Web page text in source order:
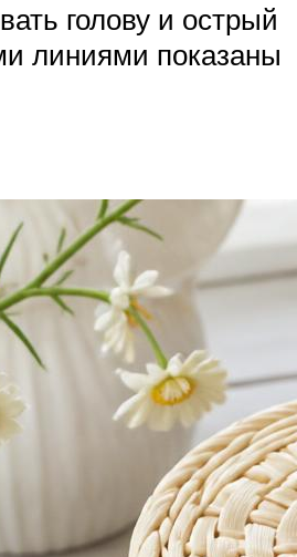
голову и острый
линиями показаны